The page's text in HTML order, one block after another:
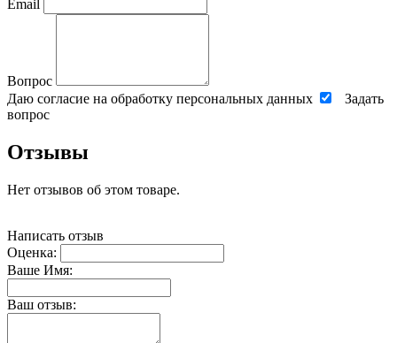
Email
Вопрос
Даю согласие на обработку персональных данных
Задать
вопрос
Отзывы
Нет отзывов об этом товаре.
Написать отзыв
Оценка:
Ваше Имя:
Ваш отзыв: